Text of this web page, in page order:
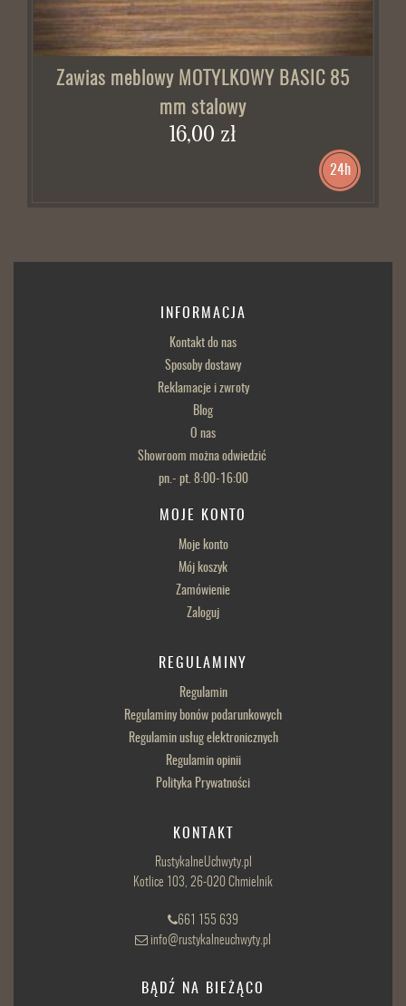
Zawias meblowy MOTYLKOWY BASIC 85
mm stalowy
16,00 zł
24h
INFORMACJA
Kontakt do nas
Sposoby dostawy
Reklamacje i zwroty
Blog
O nas
Showroom można odwiedzić
pn.- pt. 8:00-16:00
MOJE KONTO
Moje konto
Mój koszyk
Zamówienie
Zaloguj
REGULAMINY
Regulamin
Regulaminy bonów podarunkowych
Regulamin usług elektronicznych
Regulamin opinii
Polityka Prywatności
KONTAKT
RustykalneUchwyty.pl
Kotlice 103, 26-020 Chmielnik
661 155 639
info@rustykalneuchwyty.pl
BĄDŹ NA BIEŻĄCO